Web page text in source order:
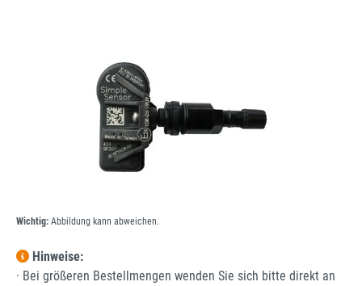
Wichtig: Abbildung kann abweichen.
Hinweise:
· Bei größeren Bestellmengen wenden Sie sich bitte direkt an